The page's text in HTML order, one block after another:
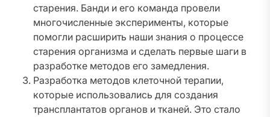
старения. Банди и его команда провели
многочисленные эксперименты, которые
помогли расширить наши знания о процессе
старения организма и сделать первые шаги в
разработке методов его замедления.
Разработка методов клеточной терапии,
которые использовались для создания
трансплантатов органов и тканей. Это стало